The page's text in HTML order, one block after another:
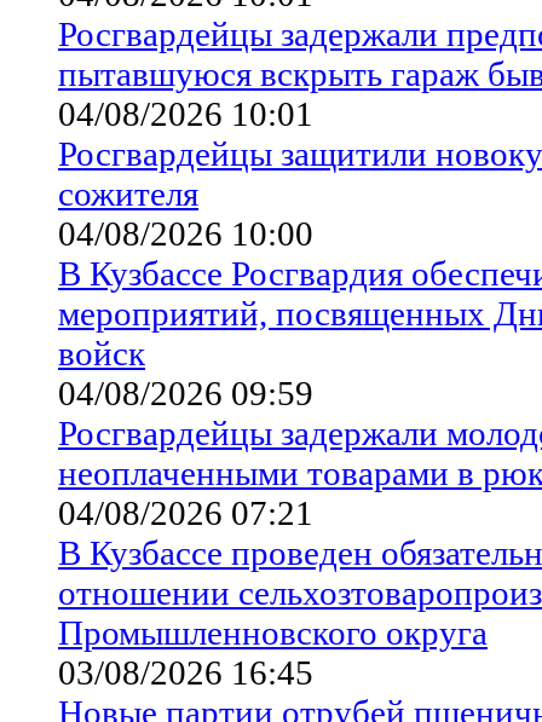
Росгвардейцы задержали
пытавшуюся вскрыть гараж
04/08/2026 10:01
Росгвардейцы защитили
сожителя
04/08/2026 10:00
В Кузбассе Росгвардия
мероприятий, посвященных
войск
04/08/2026 09:59
Росгвардейцы задержали
неоплаченными товарами в
04/08/2026 07:21
В Кузбассе проведен
отношении
Промышленновского округа
03/08/2026 16:45
Новые партии отрубей